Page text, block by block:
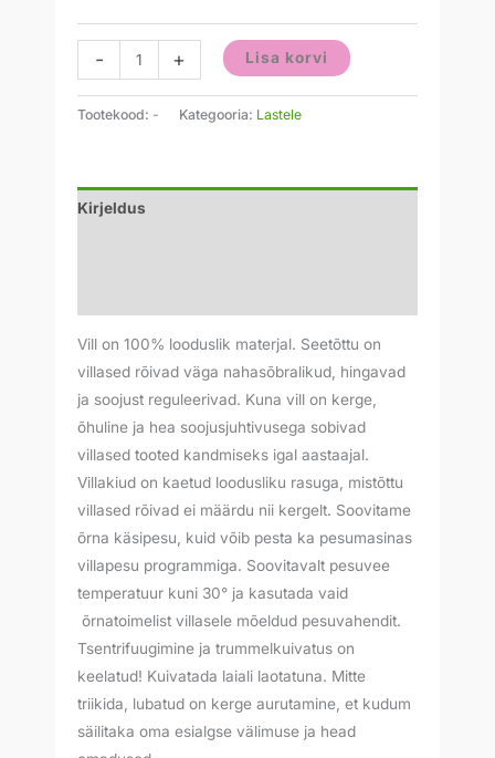
- + Lisa korvi
Tootekood: - Kategooria: Lastele
Kirjeldus
Vill on 100% looduslik materjal. Seetõttu on
villased rõivad väga nahasõbralikud, hingavad
ja soojust reguleerivad. Kuna vill on kerge,
õhuline ja hea soojusjuhtivusega sobivad
villased tooted kandmiseks igal aastaajal.
Villakiud on kaetud loodusliku rasuga, mistõttu
villased rõivad ei määrdu nii kergelt. Soovitame
õrna käsipesu, kuid võib pesta ka pesumasinas
villapesu programmiga. Soovitavalt pesuvee
temperatuur kuni 30° ja kasutada vaid
õrnatoimelist villasele mõeldud pesuvahendit.
Tsentrifuugimine ja trummelkuivatus on
keelatud! Kuivatada laiali laotatuna. Mitte
triikida, lubatud on kerge aurutamine, et kudum
säilitaka oma esialgse välimuse ja head